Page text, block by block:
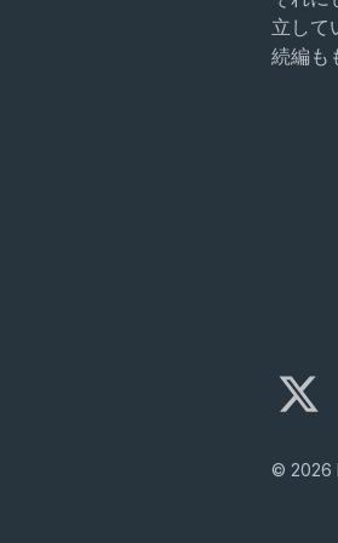
立して
続編も
© 2026